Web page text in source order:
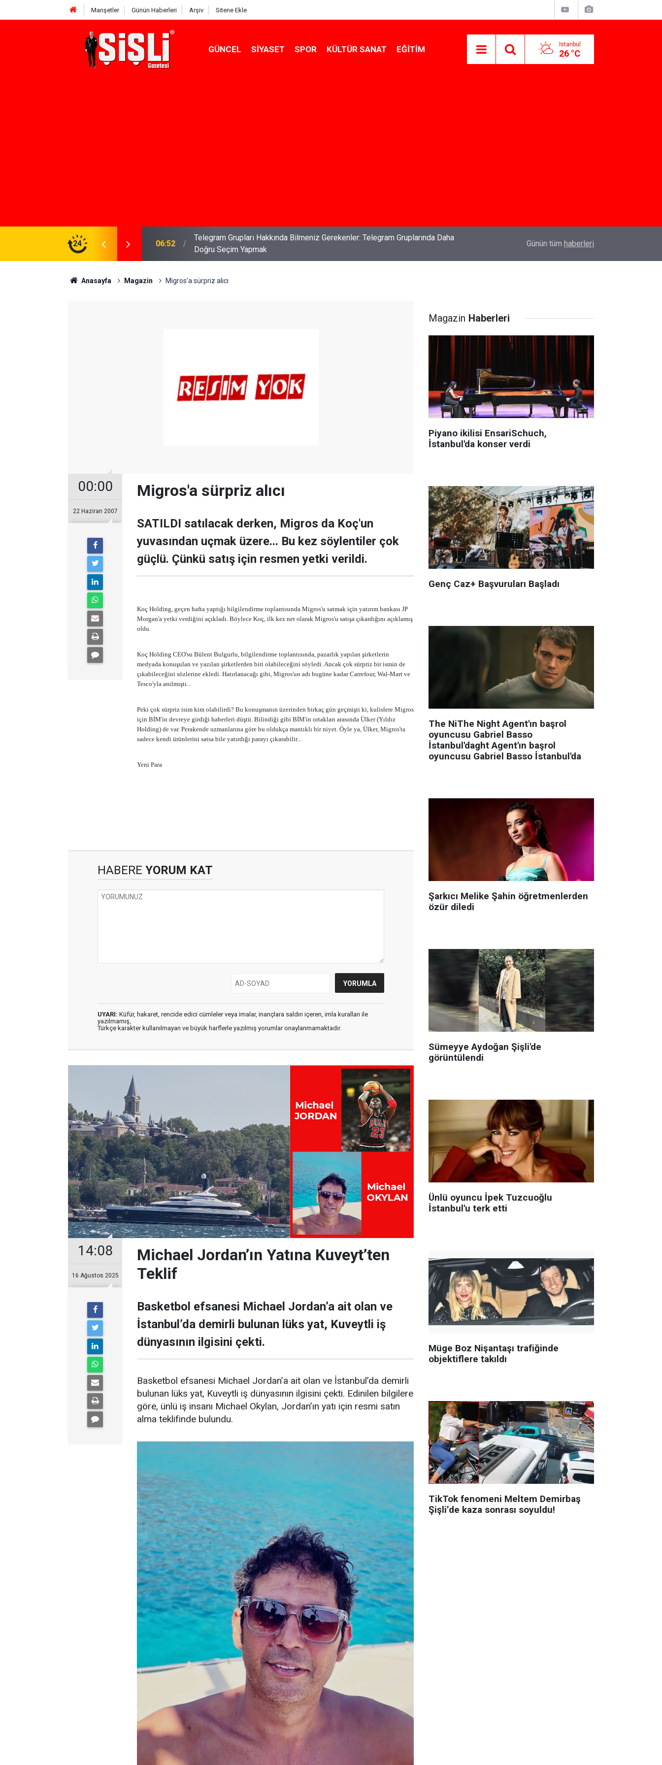
Manşetler Günün Haberleri Arşiv Sitene Ekle
GÜNCEL SIYASET SPOR KÜLTÜR SANAT EĞITIM İstanbul
26 °C
24
Gerekenler: Telegram Gruplarında Daha
04:43 İş Davaları: Haklarınızı Bilmek ve Koruma Altına Almak Özlem Drahyalı Kimdir, Nereli ve Kaç
Günün tüm haberleri
Anasayfa Magazin Migros'a sürpriz alıcı
00:00
22 Haziran 2007
Migros'a sürpriz alıcı
SATILDI satılacak derken, Migros da Koç'un
yuvasından uçmak üzere... Bu kez söylentiler çok
güçlü. Çünkü satış için resmen yetki verildi.
Koç Holding, geçen hafta yaptığı bilgilendirme toplantısında Migros'u satmak için yatırım bankası JP
Morgan'a yetki verdiğini açıkladı. Böylece Koç, ilk kez net olarak Migros'u satışa çıkardığını açıklamış
oldu.
Koç Holding CEO'su Bülent Bulgurlu, bilgilendirme toplantısında, pazarlık yapılan şirketlerin
medyada konuşulan ve yazılan şirketlerden biri olabileceğini söyledi. Ancak çok sürpriz bir ismin de
çıkabileceğini sözlerine ekledi. Hatırlanacağı gibi, Migros'un adı bugüne kadar Carrefour, Wal-Mart ve
Tesco'yla anılmıştı...
Peki çok sürpriz isim kim olabilirdi? Bu konuşmanın üzerinden birkaç gün geçmişti ki, kulislere Migros
için BİM'in devreye girdiği haberleri düştü. Bilindiği gibi BİM'in ortakları arasında Ülker (Yıldız
Holding) de var. Perakende uzmanlarına göre bu oldukça mantıklı bir niyet. Öyle ya, Ülker, Migros'ta
sadece kendi ürünlerini satsa bile yatırdığı parayı çıkarabilir...
Yeni Para
HABERE YORUM KAT
UYARI: Küfür, hakaret, rencide edici cümleler veya imalar, inançlara saldırı içeren, imla kuralları ile
yazılmamış,
Türkçe karakter kullanılmayan ve büyük harflerle yazılmış yorumlar onaylanmamaktadır.
14:08
16 Ağustos 2025
Michael Jordan’ın Yatına Kuveyt’ten
Teklif
Basketbol efsanesi Michael Jordan’a ait olan ve
İstanbul’da demirli bulunan lüks yat, Kuveytli iş
dünyasının ilgisini çekti.
Basketbol efsanesi Michael Jordan’a ait olan ve İstanbul’da demirli
bulunan lüks yat, Kuveytli iş dünyasının ilgisini çekti. Edinilen bilgilere
göre, ünlü iş insanı Michael Okylan, Jordan’ın yatı için resmi satın
alma teklifinde bulundu.
Magazin Haberleri
Piyano ikilisi EnsariSchuch,
İstanbul'da konser verdi
Genç Caz+ Başvuruları Başladı
The NiThe Night Agent'ın başrol
oyuncusu Gabriel Basso
İstanbul'daght Agent'ın başrol
oyuncusu Gabriel Basso İstanbul'da
Şarkıcı Melike Şahin öğretmenlerden
özür diledi
Sümeyye Aydoğan Şişli'de
görüntülendi
Ünlü oyuncu İpek Tuzcuoğlu
İstanbul'u terk etti
Müge Boz Nişantaşı trafiğinde
objektiflere takıldı
TikTok fenomeni Meltem Demirbaş
Şişli’de kaza sonrası soyuldu!